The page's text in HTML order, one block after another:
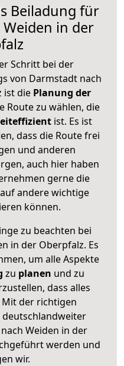
Beiladung für
in der
Schritt bei der
von Darmstadt nach
ist die Planung der
Route zu wählen, die
ist. Es ist
dass die Route frei
und anderen
auch hier haben
gerne die
andere wichtige
können.
zu beachten bei
in der Oberpfalz. Es
um alle Aspekte
zu planen und zu
dass alles
der richtigen
Weiden in der
werden und
wir.